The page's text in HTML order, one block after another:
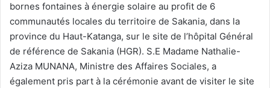
bornes fontaines à énergie solaire au profit de 6
communautés locales du territoire de Sakania, dans la
province du Haut-Katanga, sur le site de l’hôpital Général
de référence de Sakania (HGR). S.E Madame Nathalie-
Aziza MUNANA, Ministre des Affaires Sociales, a
également pris part à la cérémonie avant de visiter le site